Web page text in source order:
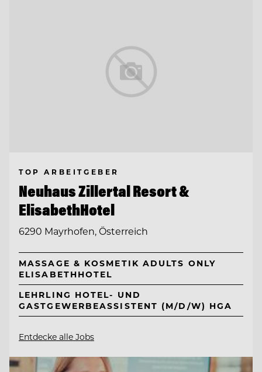
TOP ARBEITGEBER
Neuhaus Zillertal Resort &
ElisabethHotel
6290 Mayrhofen, Österreich
MASSAGE & KOSMETIK ADULTS ONLY
ELISABETHHOTEL
LEHRLING HOTEL- UND
GASTGEWERBEASSISTENT (M/D/W) HGA
Entdecke alle Jobs